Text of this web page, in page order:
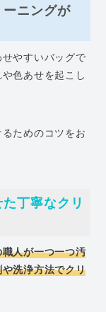
ニングが
やすいバッグで
色あせを起こし
ためのコツをお
丁寧なクリ
人が一つ一つ汚
洗浄方法でクリ